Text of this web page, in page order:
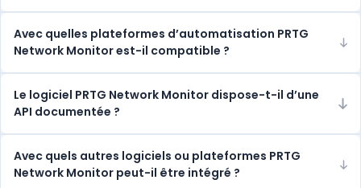
Avec quelles plateformes d’automatisation PRTG
Network Monitor est-il compatible ?
Le logiciel PRTG Network Monitor dispose-t-il d’une
API documentée ?
Avec quels autres logiciels ou plateformes PRTG
Network Monitor peut-il être intégré ?